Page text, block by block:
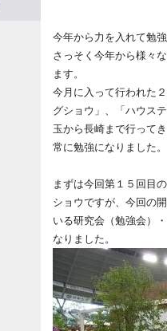
今年から力を入れて勉
さっそく今年から様々
ます。
今月に入って行われた
グショウ」、「ハウス
玉から長崎まで行って
常に勉強になりました。
まずは今回第１５回目
ショウですが、今回の
いる研究会（勉強会）
なりました。